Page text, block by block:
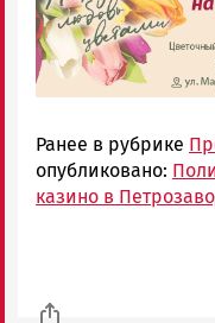
Ранее в рубрике
опубликовано:
казино в